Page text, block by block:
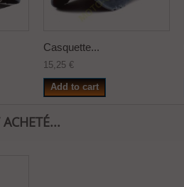
Casquette...
15,25 €
Add to cart